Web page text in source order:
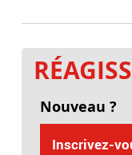
Nouveau ?
Inscrivez-